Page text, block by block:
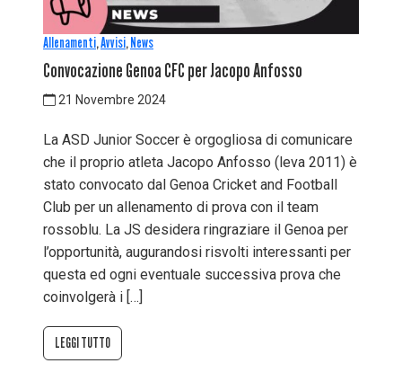
Allenamenti,Avvisi,News
Convocazione Genoa CFC per Jacopo Anfosso
21 Novembre 2024
La ASD Junior Soccer è orgogliosa di comunicare
che il proprio atleta Jacopo Anfosso (leva 2011) è
stato convocato dal Genoa Cricket and Football
Club per un allenamento di prova con il team
rossoblu. La JS desidera ringraziare il Genoa per
l’opportunità, augurandosi risvolti interessanti per
questa ed ogni eventuale successiva prova che
coinvolgerà i […]
LEGGI TUTTO